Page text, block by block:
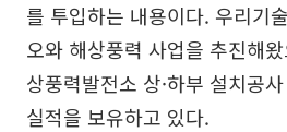
를 투입하는 내용이다. 우리기
오와 해상풍력 사업을 추진해
상풍력발전소 상·하부 설치공
실적을 보유하고 있다.